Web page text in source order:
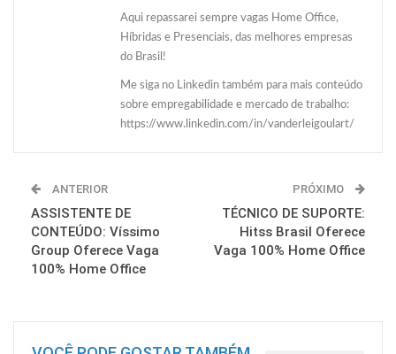
Aqui repassarei sempre vagas Home Office,
Híbridas e Presenciais, das melhores empresas
do Brasil!
Me siga no Linkedin também para mais conteúdo
sobre empregabilidade e mercado de trabalho:
https://www.linkedin.com/in/vanderleigoulart/
ANTERIOR
ASSISTENTE DE
CONTEÚDO: Víssimo
Group Oferece Vaga
100% Home Office
PRÓXIMO
TÉCNICO DE SUPORTE:
Hitss Brasil Oferece
Vaga 100% Home Office